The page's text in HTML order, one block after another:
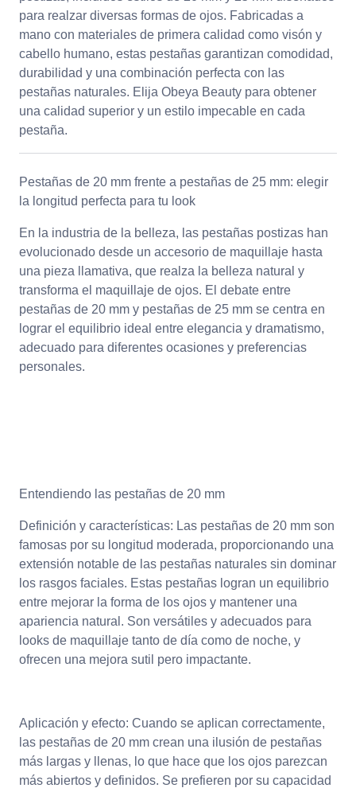
para realzar diversas formas de ojos. Fabricadas a
mano con materiales de primera calidad como visón y
cabello humano, estas pestañas garantizan comodidad,
durabilidad y una combinación perfecta con las
pestañas naturales. Elija Obeya Beauty para obtener
una calidad superior y un estilo impecable en cada
pestaña.
Pestañas de 20 mm frente a pestañas de 25 mm: elegir
la longitud perfecta para tu look
En la industria de la belleza, las pestañas postizas han
evolucionado desde un accesorio de maquillaje hasta
una pieza llamativa, que realza la belleza natural y
transforma el maquillaje de ojos. El debate entre
pestañas de 20 mm y pestañas de 25 mm se centra en
lograr el equilibrio ideal entre elegancia y dramatismo,
adecuado para diferentes ocasiones y preferencias
personales.
Entendiendo las pestañas de 20 mm
Definición y características: Las pestañas de 20 mm son
famosas por su longitud moderada, proporcionando una
extensión notable de las pestañas naturales sin dominar
los rasgos faciales. Estas pestañas logran un equilibrio
entre mejorar la forma de los ojos y mantener una
apariencia natural. Son versátiles y adecuados para
looks de maquillaje tanto de día como de noche, y
ofrecen una mejora sutil pero impactante.
Aplicación y efecto: Cuando se aplican correctamente,
las pestañas de 20 mm crean una ilusión de pestañas
más largas y llenas, lo que hace que los ojos parezcan
más abiertos y definidos. Se prefieren por su capacidad